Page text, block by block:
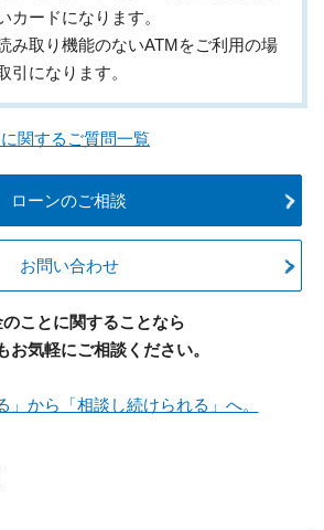
カードになります。
み取り機能のないATMをご利用の場
引になります。
関するご質問一覧
ローンのご相談
お問い合わせ
のことに関することなら
お気軽にご相談ください。
」から「相談し続けられる」へ。